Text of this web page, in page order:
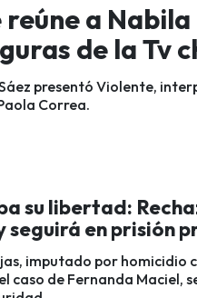
a
de la Tv
presentó Violente,
Correa.
su libertad:
seguirá en prisión
imputado por
caso de Fernanda Maciel,